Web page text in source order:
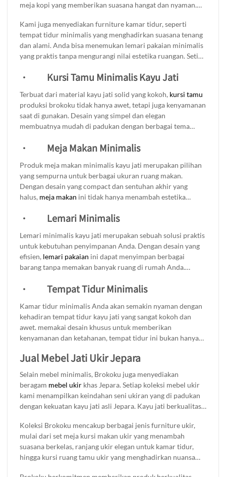
meja kopi yang memberikan suasana hangat dan nyaman.
pusat perhatian, lengkap dengan kursi nyaman dan estetik,
kitchen setserta aneka desain kusen pintu jati solid.
Kami juga menyediakan furniture kamar tidur, seperti
tempat tidur minimalis yang menghadirkan suasana tenang
dan alami. Anda bisa menemukan lemari pakaian minimalis
yang praktis tanpa mengurangi nilai estetika ruangan. Setiap
profesional kami, sehingga Anda bisa mendapatkan produk
· Kursi Tamu Minimalis Kayu Jati
Terbuat dari material kayu jati solid yang kokoh, kursi tamu
produksi brokoku tidak hanya awet, tetapi juga kenyamanan
saat di gunakan. Desain yang simpel dan elegan
membuatnya mudah di padukan dengan berbagai tema
bisa menambahkan bantal berwarna-warni untuk
meja kayu untuk menciptakan suasana yang harmonis. Kursi
tamu minimalis ini adalah investasi yang baik untuk
mempercantik rumah Anda, memberikan kesan hangat dan
mengundang bagi setiap tamu yang datang.
· Meja Makan Minimalis
Produk meja makan minimalis kayu jati merupakan pilihan
yang sempurna untuk berbagai ukuran ruang makan.
Dengan desain yang compact dan sentuhan akhir yang
halus, meja makan ini tidak hanya menambah estetika
biasa. Meja makan ini di rancang untuk menciptakan
keluarga atau teman. Apakah Anda memiliki ruang makan
kecil atau luas, meja ini akan menjadi pilihan yang ideal.
Dengan kualitas kayu jati yang tahan lama, meja ini siap
menemani setiap momen makan Anda.
· Lemari Minimalis
Lemari minimalis kayu jati merupakan sebuah solusi praktis
untuk kebutuhan penyimpanan Anda. Dengan desain yang
efisien, lemari pakaian ini dapat menyimpan berbagai
barang tanpa memakan banyak ruang di rumah Anda.
gunakan, yang tidak hanya menjamin ketahanan dan
yang elegan. Lemari ini cocok untuk berbagai gaya interior,
menambah sentuhan alami sekaligus fungsionalitas. Apakah
Anda mencari tempat untuk menyimpan pakaian, buku, atau
barang-barang lainnya, lemari minimalis ini akan memenuhi
semua kebutuhan penyimpanan Anda.
· Tempat Tidur Minimalis
Kamar tidur minimalis Anda akan semakin nyaman dengan
kehadiran tempat tidur kayu jati yang sangat kokoh dan
awet. memakai desain khusus untuk memberikan
kenyamanan dan ketahanan, tempat tidur ini bukan hanya
elemen penting yang menambah keindahan ruang tidur
ini menciptakan suasana tidur yang tenang dan nyaman,
membuat Anda lebih mudah beristirahat setelah hari yang
Jual Mebel Jati Ukir Jepara
Selain mebel minimalis, Brokoku juga menyediakan
beragam mebel ukir khas Jepara. Setiap koleksi mebel ukir
kami menampilkan keindahan seni ukiran yang di padukan
dengan kekuatan kayu jati asli Jepara. Kayu jati berkualitas
seiring waktu, cocok sebagai investasi dekorasi jangka
panjang.
Koleksi Brokoku mencakup berbagai jenis furniture ukir,
mulai dari set meja kursi makan ukir yang menambah
suasana berkelas, ranjang ukir elegan untuk kamar tidur,
hingga kursi ruang tamu ukir yang menghadirkan nuansa